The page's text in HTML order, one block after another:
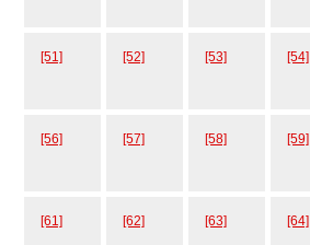
[51] [52] [53] [54]
[56] [57] [58] [59]
[61] [62] [63] [64]